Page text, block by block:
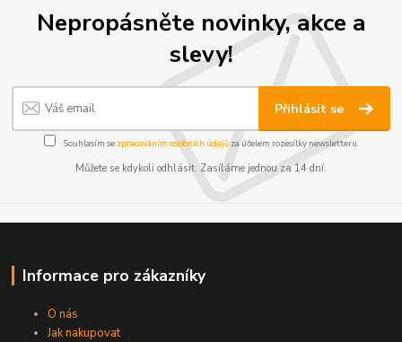
Nepropásněte novinky, akce a
slevy!
Přihlásit se
Souhlasím se zpracováním osobních údajůza účelem rozesílky newsletteru.
Můžete se kdykoli odhlásit. Zasíláme jednou za 14 dní.
Informace pro zákazníky
O nás
Jak nakupovat